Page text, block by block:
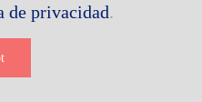
de privacidad.